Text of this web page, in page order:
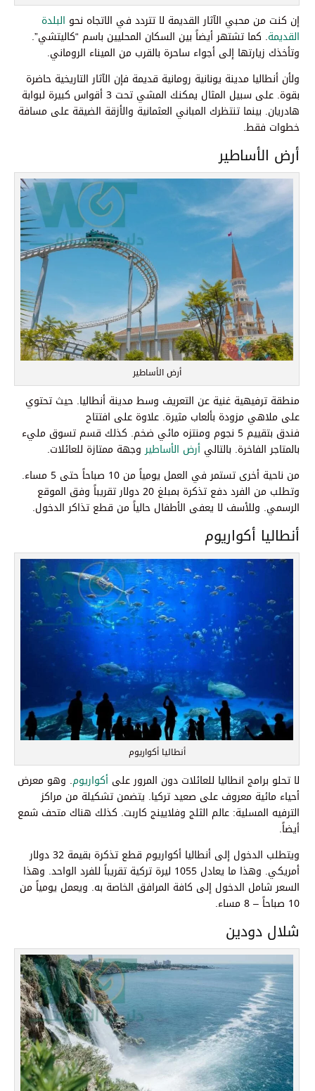
إن كنت من محبي الآثار القديمة لا تتردد في الاتجاه نحو البلدة
القديمة. كما تشتهر أيضاً بين السكان المحليين باسم “كاليتشي”.
وتأخذك زيارتها إلى أجواء ساحرة بالقرب من الميناء الروماني.
ولأن أنطاليا مدينة يونانية رومانية قديمة فإن الآثار التاريخية حاضرة
بقوة. على سبيل المثال يمكنك المشي تحت 3 أقواس كبيرة لبوابة
هادريان. بينما تنتظرك المباني العثمانية والأزقة الضيقة على مسافة
خطوات فقط.
أرض الأساطير
أرض الأساطير
منطقة ترفيهية غنية عن التعريف وسط مدينة أنطاليا. حيث تحتوي
على ملاهي مزودة بألعاب مثيرة. علاوة على افتتاح
فندق بتقييم 5 نجوم ومنتزه مائي ضخم. كذلك قسم تسوق مليء
بالمتاجر الفاخرة. بالتالي أرض الأساطيروجهة ممتازة للعائلات.
من ناحية أخرى تستمر في العمل يومياً من 10 صباحاً حتى 5 مساء.
وتطلب من الفرد دفع تذكرة بمبلغ 20 دولار تقريباً وفق الموقع
الرسمي. وللأسف لا يعفى الأطفال حالياً من قطع تذاكر الدخول.
أنطاليا أكواريوم
أنطاليا أكواريوم
لا تحلو برامج انطاليا للعائلات دون المرور على أكواريوم. وهو معرض
أحياء مائية معروف على صعيد تركيا. يتضمن تشكيلة من مراكز
الترفيه المسلية: عالم الثلج وفلايينج كاربت. كذلك هناك متحف شمع
أيضاً.
ويتطلب الدخول إلى أنطاليا أكواريوم قطع تذكرة بقيمة 32 دولار
أمريكي. وهذا ما يعادل 1055 ليرة تركية تقريباً للفرد الواحد. وهذا
السعر شامل الدخول إلى كافة المرافق الخاصة به. ويعمل يومياً من
10 صباحاً – 8 مساء.
شلال دودين